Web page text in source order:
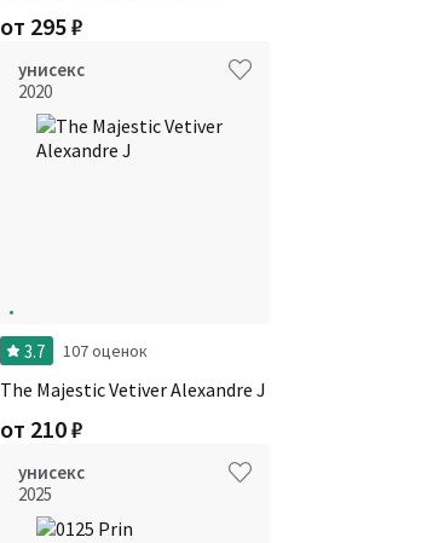
от 295₽
унисекс
2020
3.7 107 оценок
The Majestic Vetiver Alexandre J
от 210₽
унисекс
2025